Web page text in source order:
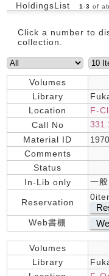
HoldingsList 1 -3 of
Click a number to
collection.
Volumes
Library
Location
F-
Call No
Material ID
Comments
Status
In-Lib only
一般
Reservation
Web書棚
Volumes
Library